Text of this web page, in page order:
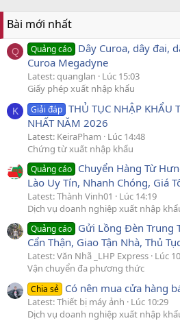
Bài mới nhất
Q Quảng cáo Dây Curoa, dây đai,
Curoa Megadyne
Latest: quanglan
Lúc 15:03
Giấy phép xuất nhập khẩu
K Giải đáp THỦ TỤC NHẬP KHẨU
NHẤT NĂM 2026
Latest: KeiraPham
Lúc 14:48
Chứng từ xuất nhập khẩu
Quảng cáo Chuyển Hàng Từ
Lào Uy Tín, Nhanh Chóng, Giá
Latest: Thành Vinh01
Lúc 14:19
Dịch vụ doanh nghiệp xuất nhập
Quảng cáo Gửi Lồng Đèn Trung
Cẩn Thận, Giao Tận Nhà, Thủ
Latest: Văn Nhã _LHP Express Lúc
Vận chuyển đa phương thức
Chia sẻ Có nên mua cửa hàng
Latest: Thiết bị máy ảnh
Lúc 10:29
Dịch vụ doanh nghiệp xuất nhập